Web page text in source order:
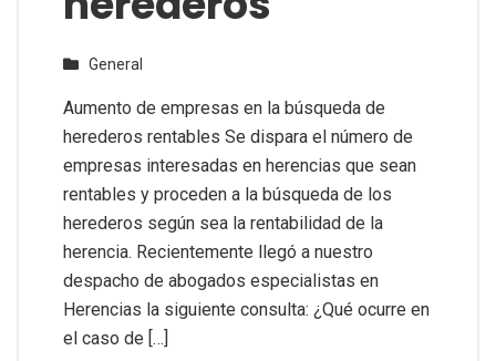
General
Aumento de empresas en la búsqueda de
herederos rentables Se dispara el número de
empresas interesadas en herencias que sean
rentables y proceden a la búsqueda de los
herederos según sea la rentabilidad de la
herencia. Recientemente llegó a nuestro
despacho de abogados especialistas en
Herencias la siguiente consulta: ¿Qué ocurre en
el caso de […]